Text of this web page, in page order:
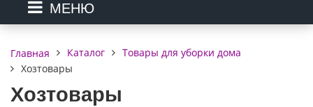
МЕНЮ
Главная Каталог
Товары для уборки дома
Хозтовары
Хозтовары